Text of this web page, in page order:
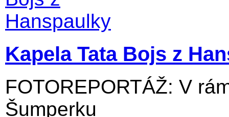
Kapela Tata Bojs z
FOTOREPORTÁŽ: V
Šumperku